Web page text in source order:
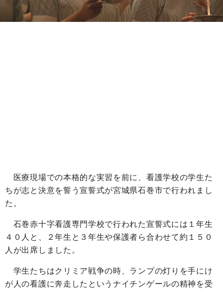
医療現場での本格的な実習を前に、看護学校の学生た
ちが志と決意を誓う宣誓式が宮城県石巻市で行われまし
た。
石巻赤十字看護専門学校で行われた宣誓式には１年生
４０人と、２年生と３年生や保護者ら合わせて約１５０
人が出席しました。
学生たちはクリミア戦争の時、ランプの灯りを手にけ
が人の看護に奔走したというナイチンゲールの精神を受